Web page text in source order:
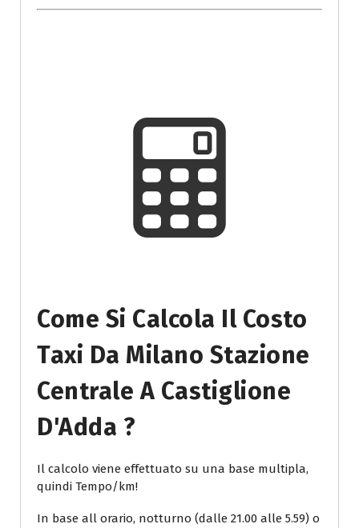
Come Si Calcola Il Costo
Taxi Da Milano Stazione
Centrale A Castiglione
D'Adda ?
Il calcolo viene effettuato su una base multipla,
quindi Tempo/km!
In base all orario, notturno (dalle 21.00 alle 5.59) o